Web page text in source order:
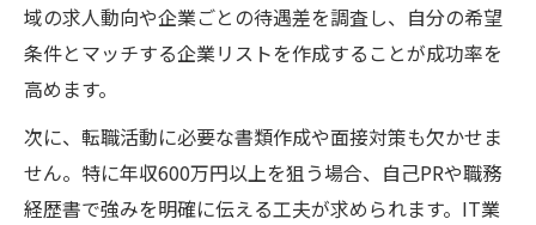
域の求人動向や企業ごとの待遇差を調査し、自分の希望
条件とマッチする企業リストを作成することが成功率を
高めます。
次に、転職活動に必要な書類作成や面接対策も欠かせま
せん。特に年収600万円以上を狙う場合、自己PRや職務
経歴書で強みを明確に伝える工夫が求められます。IT業